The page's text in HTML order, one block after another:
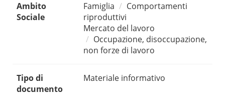
Ambito
Sociale
Famiglia
Comportamenti
riproduttivi
Mercato del lavoro
Occupazione, disoccupazione,
non forze di lavoro
Tipo di
documento
Materiale informativo